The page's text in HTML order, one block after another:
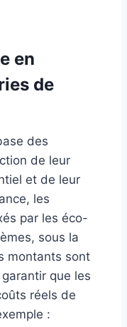
en
de
des
de leur
et de leur
les
par les éco-
sous la
montants sont
que les
réels de
: